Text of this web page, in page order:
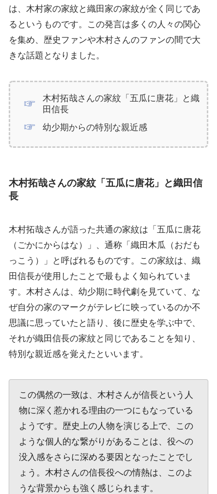
は、木村家の家紋と織田家の家紋が全く同じであ
るというものです。この発言は多くの人々の関心
を集め、歴史ファンや木村さんのファンの間で大
きな話題となりました。
木村拓哉さんの家紋「五瓜に唐花」と織
田信長
幼少期からの特別な親近感
木村拓哉さんの家紋「五瓜に唐花」と織田信
長
木村拓哉さんが語った共通の家紋は「五瓜に唐花
（ごかにからはな）」、通称「織田木瓜（おだも
っこう）」と呼ばれるものです。この家紋は、織
田信長が使用したことで最もよく知られていま
す。木村さんは、幼少期に時代劇を見ていて、な
ぜ自分の家のマークがテレビに映っているのか不
思議に思っていたと語り、後に歴史を学ぶ中で、
それが織田信長の家紋と同じであることを知り、
特別な親近感を覚えたといいます。
この偶然の一致は、木村さんが信長という人
物に深く惹かれる理由の一つにもなっている
ようです。歴史上の人物を演じる上で、この
ような個人的な繋がりがあることは、役への
没入感をさらに深める要因となったことでし
ょう。木村さんの信長役への情熱は、このよ
うな背景からも強く感じられます。